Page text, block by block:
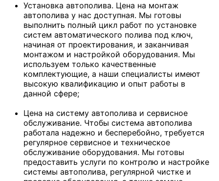
Установка автополива. Цена на монтаж
автополива у нас доступная. Мы готовы
выполнить полный цикл работ по установке
систем автоматического полива под ключ,
начиная от проектирования, и заканчивая
монтажом и настройкой оборудования. Мы
используем только качественные
комплектующие, а наши специалисты имеют
высокую квалификацию и опыт работы в
данной сфере;
Цена на систему автополива и сервисное
обслуживание. Чтобы система автополива
работала надежно и бесперебойно, требуется
регулярное сервисное и техническое
обслуживание оборудования. Мы готовы
предоставить услуги по контролю и настройке
системы автополива, регулярной чистке и